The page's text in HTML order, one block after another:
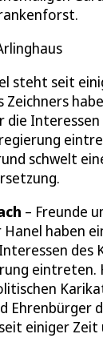
steht seit
Zeichners
die
schwelt
– Freunde
Hanel haben
des
eintreten.
Ehrenbürger
einiger